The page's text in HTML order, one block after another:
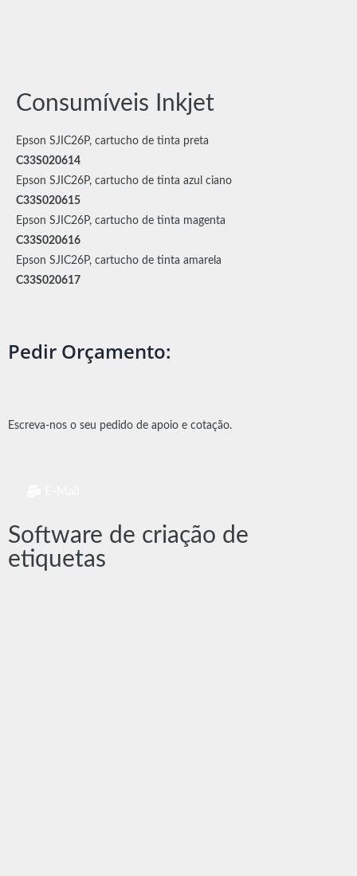
Consumíveis Inkjet
Epson SJIC26P, cartucho de tinta preta
C33S020614
Epson SJIC26P, cartucho de tinta azul ciano
C33S020615
Epson SJIC26P, cartucho de tinta magenta
C33S020616
Epson SJIC26P, cartucho de tinta amarela
C33S020617
Pedir Orçamento:
Escreva-nos o seu pedido de apoio e cotação.
Software de criação de
etiquetas